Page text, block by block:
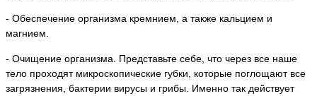
- Обеспечение организма кремнием, а также кальцием и
магнием.
- Очищение организма. Представьте себе, что через все наше
тело проходят микроскопические губки, которые поглощают все
загрязнения, бактерии вирусы и грибы. Именно так действует